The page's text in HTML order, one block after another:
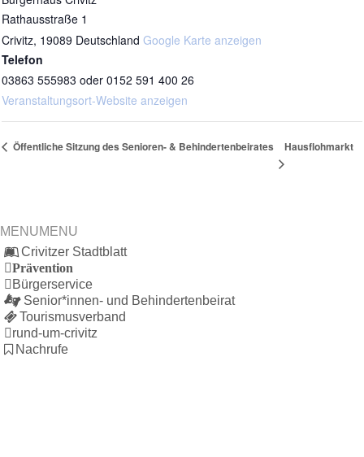
Rathausstraße 1
Crivitz, 19089 Deutschland Google Karte anzeigen
Telefon
03863 555983 oder 0152 591 400 26
Veranstaltungsort-Website anzeigen
Öffentliche Sitzung des Senioren- & Behindertenbeirates Hausflohmarkt
MENUMENU
Crivitzer Stadtblatt
Prävention
Bürgerservice
Senior*innen- und Behindertenbeirat
Tourismusverband
rund-um-crivitz
Nachrufe